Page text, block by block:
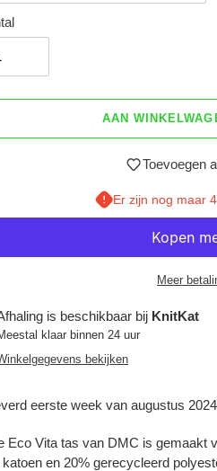
AAN
Toevoegen
Er zijn nog maar
Meer
is beschikbaar bij KnitKat
klaar binnen 24 uur
bekijken
eerste week van augustus
Eco Vita tas van DMC is gemaakt
en 20% gerecycleerd